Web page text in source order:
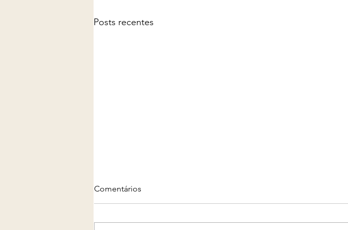
Posts recentes
Comentários